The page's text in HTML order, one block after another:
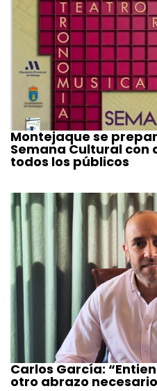
Montejaque se
Semana Cultural
todos los públicos
Carlos García:
otro abrazo